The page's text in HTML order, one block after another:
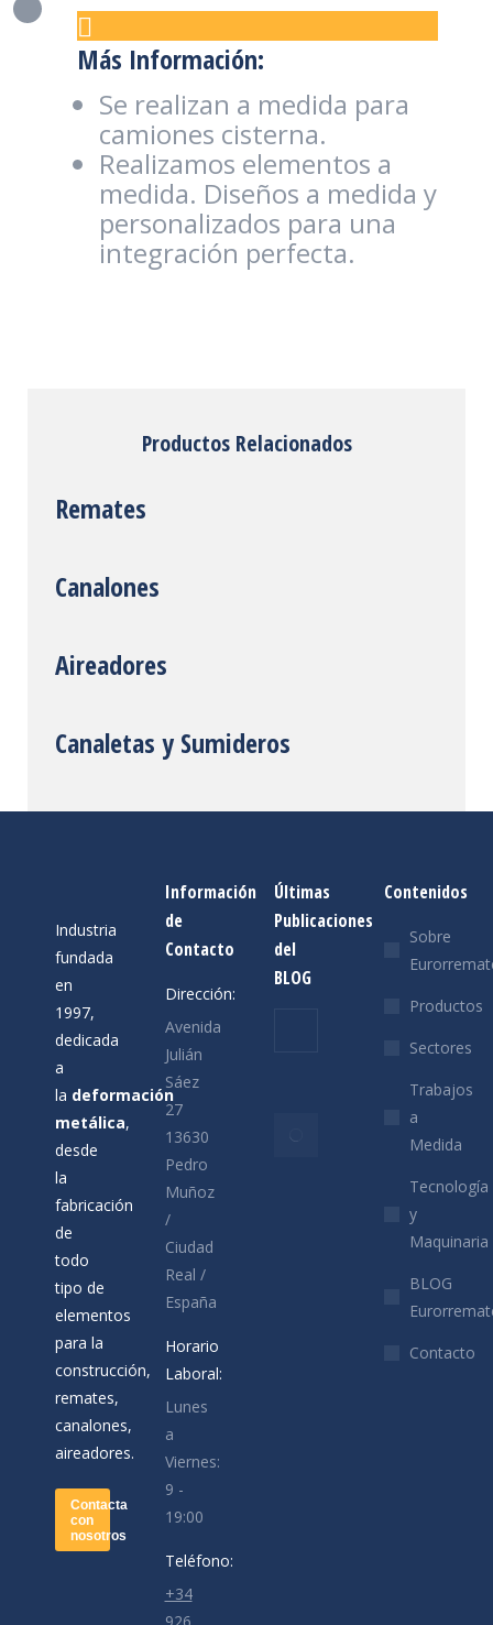
Más Información:
Se realizan a medida para
camiones cisterna.
Realizamos elementos a
medida. Diseños a medida y
personalizados para una
integración perfecta.
Productos Relacionados
Remates
Canalones
Aireadores
Canaletas y Sumideros
Industria
fundada
en
1997,
dedicada
a
la deformación
metálica,
desde
la
fabricación
de
todo
tipo de
elementos
para la
construcción,
remates,
canalones,
aireadores.
Contacta
con
nosotros
Información
de
Contacto
Dirección:
Avenida
Julián
Sáez
27
13630
Pedro
Muñoz
/
Ciudad
Real /
España
Horario
Laboral:
Lunes
a
Viernes:
9 -
19:00
Teléfono:
+34
Últimas
Publicaciones
del
BLOG
19/12/2025
6 ventajas de
aparcamientos
metálicos para
Contenidos
Sobre
Productos
Sectores
Trabajos
a
Medida
Tecnología
y
Maquinaria
BLOG
Contacto